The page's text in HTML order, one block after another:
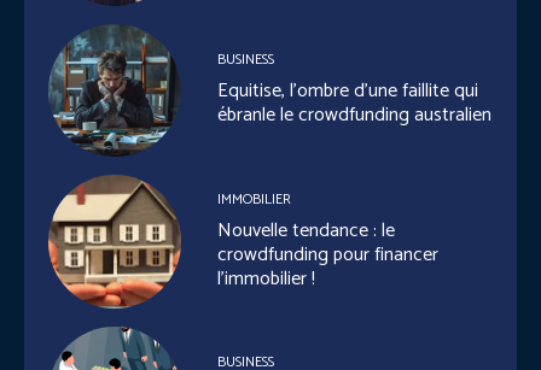
BUSINESS
Equitise, l’ombre d’une faillite qui
ébranle le crowdfunding australien
IMMOBILIER
Nouvelle tendance : le
crowdfunding pour financer
l’immobilier !
BUSINESS